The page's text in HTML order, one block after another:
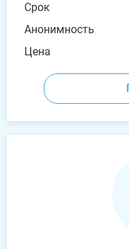
Срок
Анонимность
Цена